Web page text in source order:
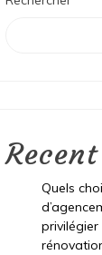
Quels
privilégier